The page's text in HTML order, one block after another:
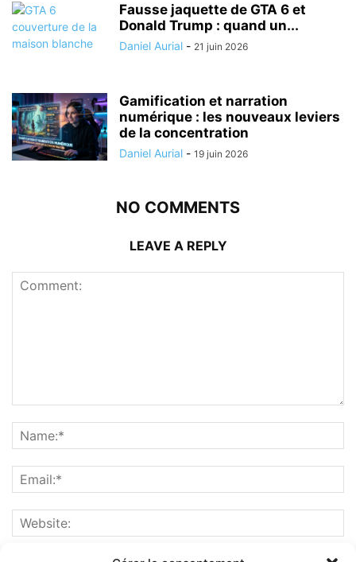
Fausse jaquette de GTA 6 et
Donald Trump : quand un...
Daniel Aurial - 21 juin 2026
Gamification et narration
numérique : les nouveaux leviers
de la concentration
Daniel Aurial - 19 juin 2026
NO COMMENTS
LEAVE A REPLY